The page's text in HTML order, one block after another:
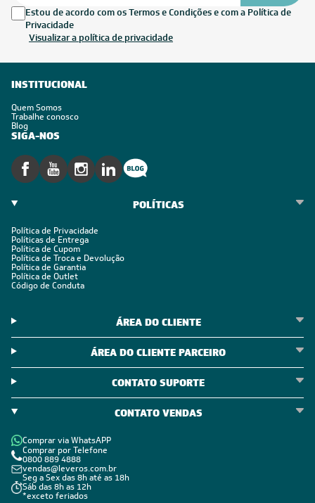
Estou de acordo com os Termos e Condições e com a Política de
Privacidade
Visualizar a política de privacidade
INSTITUCIONAL
Quem Somos
Trabalhe conosco
Blog
SIGA-NOS
POLÍTICAS
Política de Privacidade
Políticas de Entrega
Política de Cupom
Política de Troca e Devolução
Política de Garantia
Política de Outlet
Código de Conduta
ÁREA DO CLIENTE
ÁREA DO CLIENTE PARCEIRO
CONTATO SUPORTE
CONTATO VENDAS
Comprar via WhatsAPP
Comprar por Telefone
0800 889 4888
vendas@leveros.com.br
Seg a Sex das 8h até as 18h
Sáb das 8h as 12h
*exceto feriados